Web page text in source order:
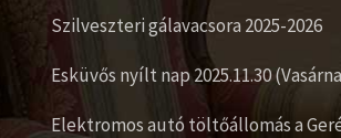
Szilveszteri gálavacsora 2025-2026
Esküvős nyílt nap 2025.11.30
Elektromos autó töltőállomás a